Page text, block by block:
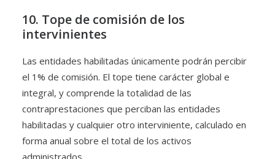
10. Tope de comisión de los
intervinientes
Las entidades habilitadas únicamente podrán percibir
el 1% de comisión. El tope tiene carácter global e
integral, y comprende la totalidad de las
contraprestaciones que perciban las entidades
habilitadas y cualquier otro interviniente, calculado en
forma anual sobre el total de los activos
administrados.